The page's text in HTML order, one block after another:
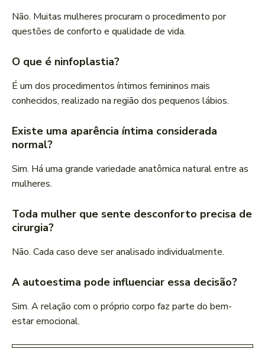
Não. Muitas mulheres procuram o procedimento por
questões de conforto e qualidade de vida.
O que é ninfoplastia?
É um dos procedimentos íntimos femininos mais
conhecidos, realizado na região dos pequenos lábios.
Existe uma aparência íntima considerada
normal?
Sim. Há uma grande variedade anatômica natural entre as
mulheres.
Toda mulher que sente desconforto precisa de
cirurgia?
Não. Cada caso deve ser analisado individualmente.
A autoestima pode influenciar essa decisão?
Sim. A relação com o próprio corpo faz parte do bem-
estar emocional.